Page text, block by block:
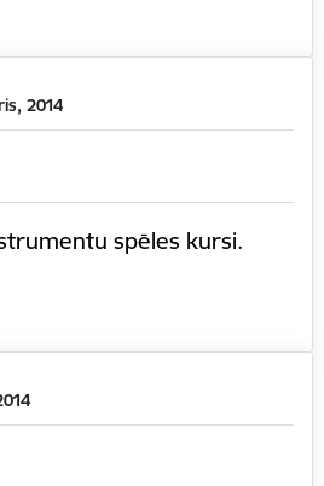
2014
spēles kursi.